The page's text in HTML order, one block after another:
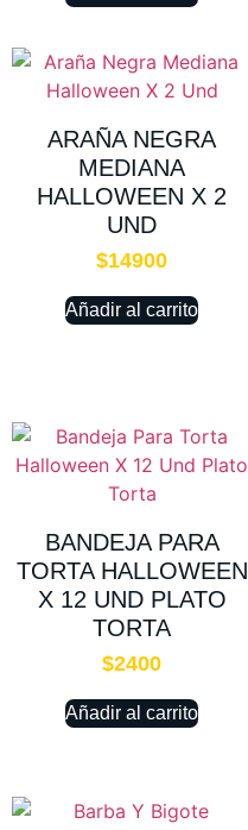
ARAÑA NEGRA
MEDIANA
HALLOWEEN X 2
UND
$14900
Añadir al carrito
BANDEJA PARA
TORTA HALLOWEEN
X 12 UND PLATO
TORTA
$2400
Añadir al carrito